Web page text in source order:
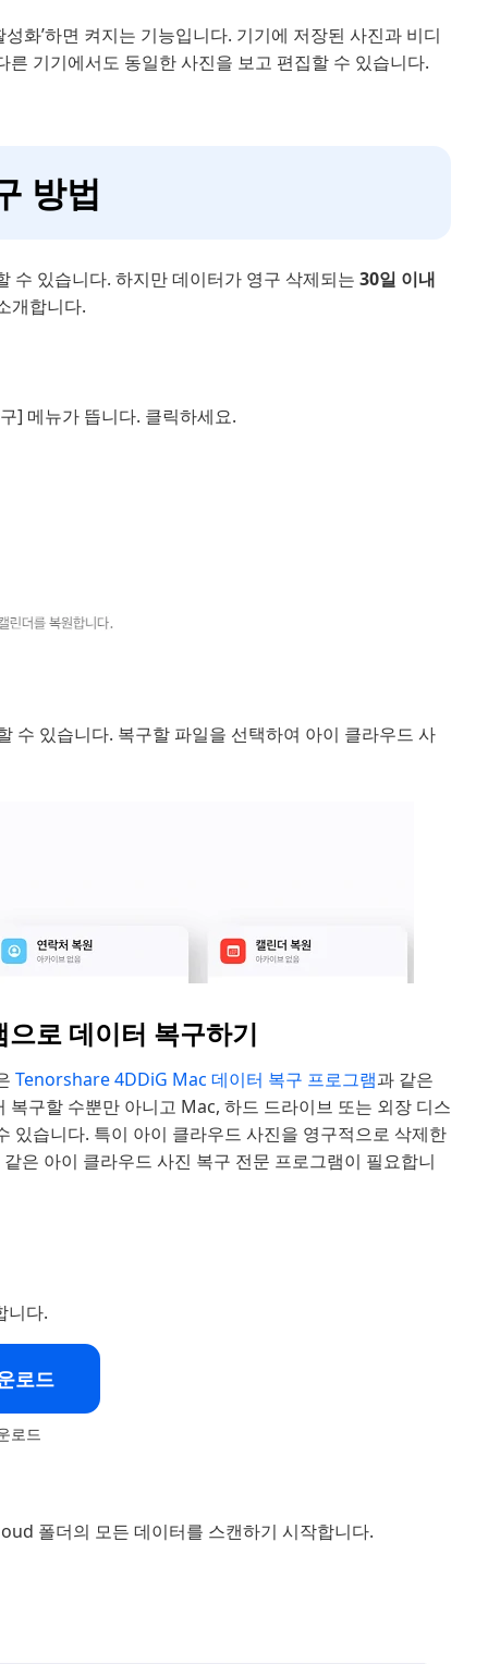
화’하면 켜지는 기능입니다. 기기에 저장된 사진과 비디
기기에서도 동일한 사진을 보고 편집할 수 있습니다.
방법
수 있습니다. 하지만 데이터가 영구 삭제되는 30일 이내
개합니다.
] 메뉴가 뜹니다. 클릭하세요.
수 있습니다. 복구할 파일을 선택하여 아이 클라우드 사
로 데이터 복구하기
Tenorshare 4DDiG Mac 데이터 복구 프로그램과 같은
구할 수뿐만 아니고 Mac, 하드 드라이브 또는 외장 디스
있습니다. 특이 아이 클라우드 사진을 영구적으로 삭제한
은 아이 클라우드 사진 복구 전문 프로그램이 필요합니
니다.
로드
로드
폴더의 모든 데이터를 스캔하기 시작합니다.